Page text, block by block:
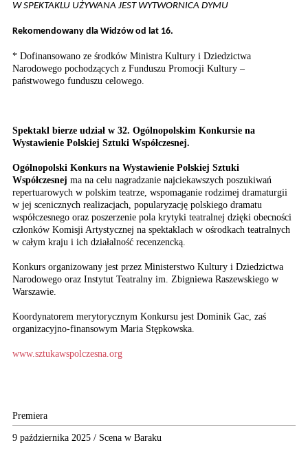
W SPEKTAKLU UŻYWANA JEST WYTWORNICA DYMU
Rekomendowany dla Widzów od lat 16.
* Dofinansowano ze środków Ministra Kultury i Dziedzictwa
Narodowego pochodzących z Funduszu Promocji Kultury –
państwowego funduszu celowego.
Spektakl bierze udział w 32. Ogólnopolskim Konkursie na
Wystawienie Polskiej Sztuki Współczesnej.
Ogólnopolski Konkurs na Wystawienie Polskiej Sztuki
Współczesnej ma na celu nagradzanie najciekawszych poszukiwań
repertuarowych w polskim teatrze, wspomaganie rodzimej dramaturgii
w jej scenicznych realizacjach, popularyzację polskiego dramatu
współczesnego oraz poszerzenie pola krytyki teatralnej dzięki obecności
członków Komisji Artystycznej na spektaklach w ośrodkach teatralnych
w całym kraju i ich działalność recenzencką.
Konkurs organizowany jest przez Ministerstwo Kultury i Dziedzictwa
Narodowego oraz Instytut Teatralny im. Zbigniewa Raszewskiego w
Warszawie.
Koordynatorem merytorycznym Konkursu jest Dominik Gac, zaś
organizacyjno-finansowym Maria Stępkowska.
www.sztukawspolczesna.org
Premiera
9 października 2025 / Scena w Baraku